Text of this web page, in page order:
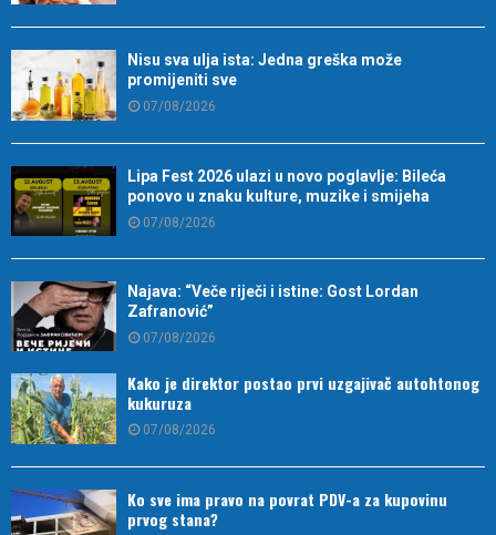
Nisu sva ulja ista: Jedna greška može
promijeniti sve
07/08/2026
Lipa Fest 2026 ulazi u novo poglavlje: Bileća
ponovo u znaku kulture, muzike i smijeha
07/08/2026
Najava: “Veče riječi i istine: Gost Lordan
Zafranović”
07/08/2026
Kako je direktor postao prvi uzgajivač autohtonog
kukuruza
07/08/2026
Ko sve ima pravo na povrat PDV-a za kupovinu
prvog stana?